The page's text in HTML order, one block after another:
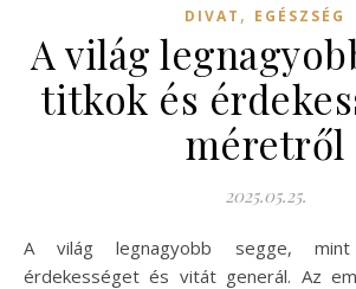
DIVAT , EGÉSZSÉG
A világ
titkok és
méretről
2025.05.25.
A világ legnagyobb segge, mint téma, számos
érdekességet és vitát generál. Az